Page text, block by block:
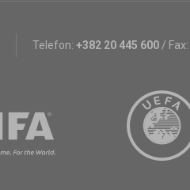
Telefon: +382 20 445 600 / Fax: